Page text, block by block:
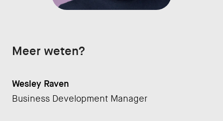
Meer weten?
Wesley Raven
Business Development Manager